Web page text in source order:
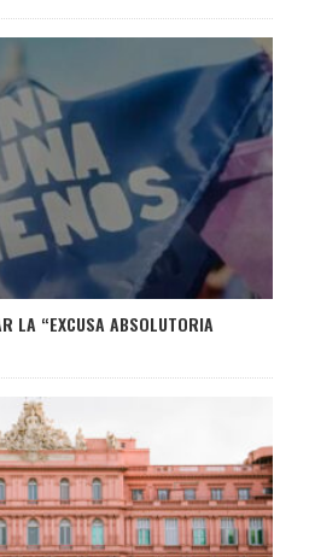
LA “EXCUSA ABSOLUTORIA